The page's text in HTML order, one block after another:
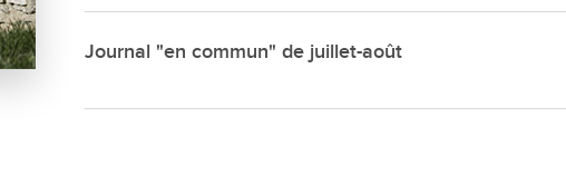
Journal "en commun" de juillet-août